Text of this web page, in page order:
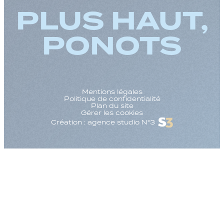
PLUS HAUT,
PONOTS
Mentions légales
Politique de confidentialité
Plan du site
Gérer les cookies
Création : agence studio N°3